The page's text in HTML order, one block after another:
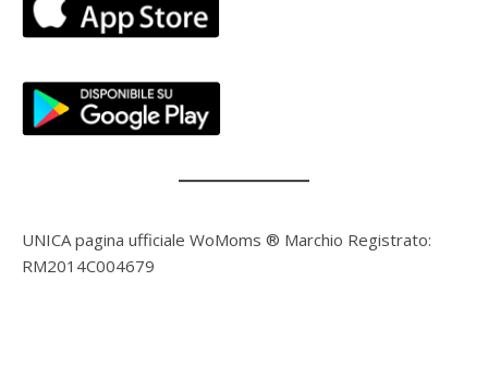
UNICA pagina ufficiale WoMoms ® Marchio Registrato:
RM2014C004679